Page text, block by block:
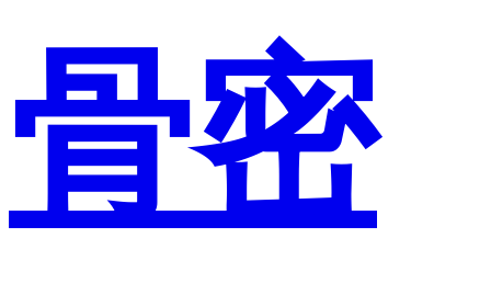
骨密